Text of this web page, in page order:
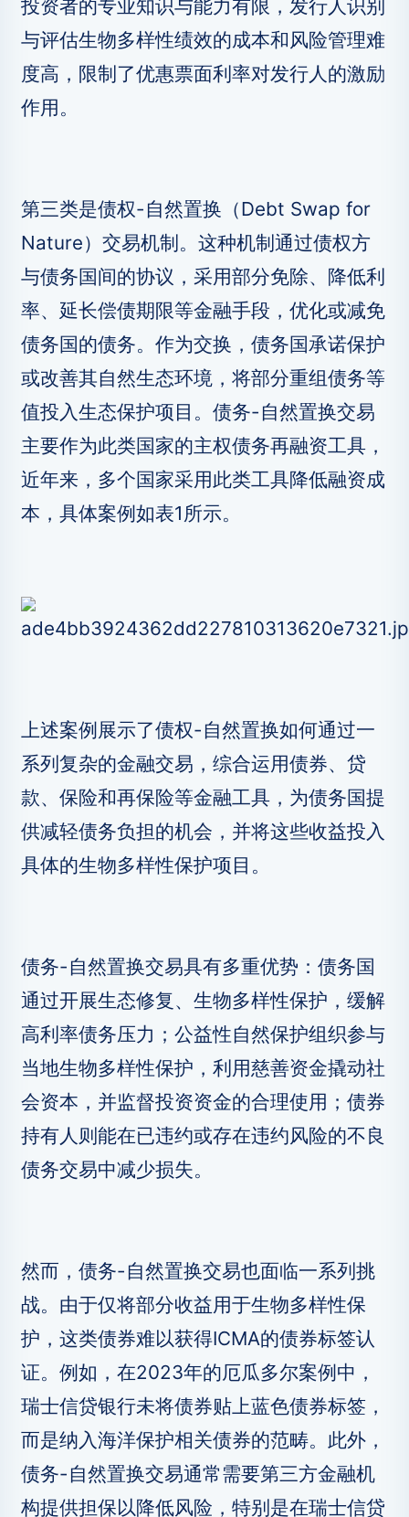
投资者的专业知识与能力有限，发行人识别
与评估生物多样性绩效的成本和风险管理难
度高，限制了优惠票面利率对发行人的激励
作用。
第三类是债权-自然置换（Debt Swap for
Nature）交易机制。这种机制通过债权方
与债务国间的协议，采用部分免除、降低利
率、延长偿债期限等金融手段，优化或减免
债务国的债务。作为交换，债务国承诺保护
或改善其自然生态环境，将部分重组债务等
值投入生态保护项目。债务-自然置换交易
主要作为此类国家的主权债务再融资工具，
近年来，多个国家采用此类工具降低融资成
本，具体案例如表1所示。
上述案例展示了债权-自然置换如何通过一
系列复杂的金融交易，综合运用债券、贷
款、保险和再保险等金融工具，为债务国提
供减轻债务负担的机会，并将这些收益投入
具体的生物多样性保护项目。
债务-自然置换交易具有多重优势：债务国
通过开展生态修复、生物多样性保护，缓解
高利率债务压力；公益性自然保护组织参与
当地生物多样性保护，利用慈善资金撬动社
会资本，并监督投资资金的合理使用；债券
持有人则能在已违约或存在违约风险的不良
债务交易中减少损失。
然而，债务-自然置换交易也面临一系列挑
战。由于仅将部分收益用于生物多样性保
护，这类债券难以获得ICMA的债券标签认
证。例如，在2023年的厄瓜多尔案例中，
瑞士信贷银行未将债券贴上蓝色债券标签，
而是纳入海洋保护相关债券的范畴。此外，
债务-自然置换交易通常需要第三方金融机
构提供担保以降低风险，特别是在瑞士信贷